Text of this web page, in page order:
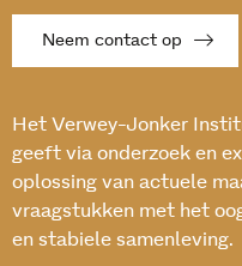
Neem contact op
Het Verwey-Jonker
geeft via onderzoek en
oplossing van actuele
vraagstukken met het
en stabiele samenleving.